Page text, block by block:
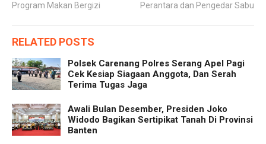
Program Makan Bergizi
Perantara dan Pengedar Sabu
RELATED POSTS
Polsek Carenang Polres Serang Apel Pagi
Cek Kesiap Siagaan Anggota, Dan Serah
Terima Tugas Jaga
Awali Bulan Desember, Presiden Joko
Widodo Bagikan Sertipikat Tanah Di Provinsi
Banten